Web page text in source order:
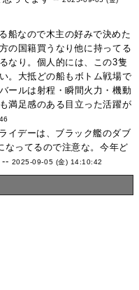
船なので木主の好みで決めた
の国籍買うなり他に持ってる
なり。個人的には、この3隻
。大抵どの船もボトム戦場で
ールは射程・瞬間火力・機動
満足感のある目立った活躍が
イデーは、ブラック艦のダブ
なってるので注意な。今年ど
-- 2025-09-05 (金) 14:10:42